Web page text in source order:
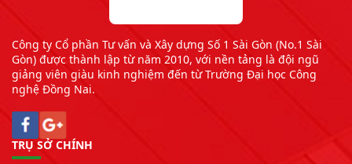
Công ty Cổ phần Tư vấn và Xây dựng Số 1 Sài Gòn (No.1 Sài
Gòn) được thành lập từ năm 2010, với nền tảng là đội ngũ
giảng viên giàu kinh nghiệm đến từ Trường Đại học Công
nghệ Đồng Nai.
TRỤ SỞ CHÍNH